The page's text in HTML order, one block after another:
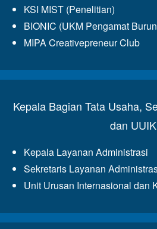
KSI MIST (Penelitian)
BIONIC (UKM Pengamat
MIPA Creativepreneur Club
Kepala Bagian Tata Usaha,
dan UUIK
Kepala Layanan Administrasi
Sekretaris Layanan
Unit Urusan Internasional dan